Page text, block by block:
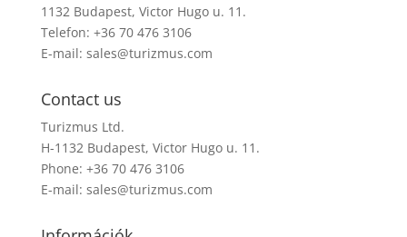
1132 Budapest, Victor Hugo u. 11.
Telefon: +36 70 476 3106
E-mail: sales@turizmus.com
Contact us
Turizmus Ltd.
H-1132 Budapest, Victor Hugo u. 11.
Phone: +36 70 476 3106
E-mail: sales@turizmus.com